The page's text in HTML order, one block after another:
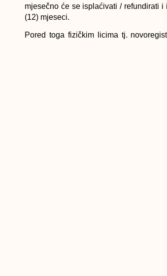
mjesečno će se isplaćivati / refundirati
(12) mjeseci.
Pored toga fizičkim licima tj.